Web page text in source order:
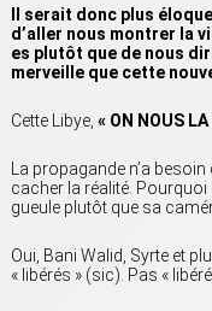
Il serait donc plus
d’aller nous montrer la
es plutôt que de nous
merveille que cette
Cette Libye, « ON NOUS
La propagande n’a
cacher la réalité.
gueule plutôt que sa
Oui, Bani Walid, Syrte et
« libérés » (sic). Pas «